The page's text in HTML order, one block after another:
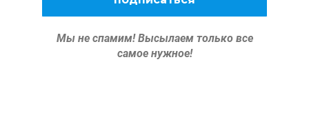
Мы не спамим! Высылаем только все
самое нужное!